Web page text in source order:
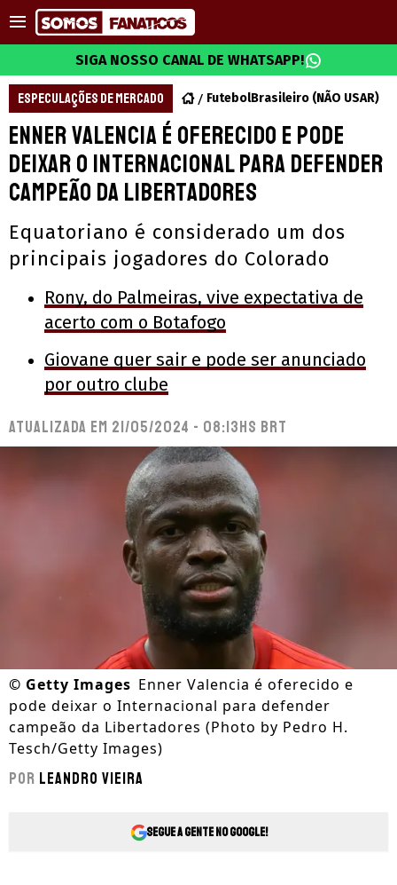
SIGA NOSSO CANAL DE WHATSAPP!
ESPECULAÇÕES DE MERCADO FutebolBrasileiro (NÃO USAR)
Enner Valencia é oferecido e pode
deixar o Internacional para defender
campeão da Libertadores
Equatoriano é considerado um dos
principais jogadores do Colorado
Rony, do Palmeiras, vive expectativa de
acerto com o Botafogo
Giovane quer sair e pode ser anunciado
por outro clube
Atualizada em 21/05/2024 - 08:13hs BRT
© Getty Images Enner Valencia é oferecido e
pode deixar o Internacional para defender
campeão da Libertadores (Photo by Pedro H.
Tesch/Getty Images)
Por Leandro Vieira
Segue a gente no Google!